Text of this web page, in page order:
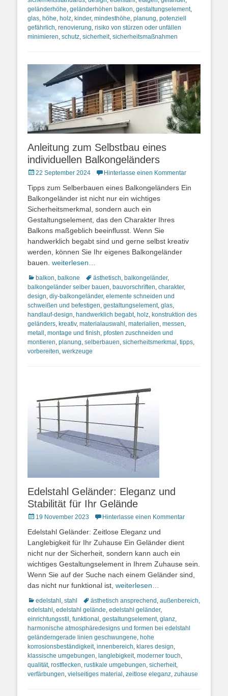
geländerhöhe geländerhöhen balkon gestaltungselement,
glas höhe holz kinder, mindesthöhe planung potenziell
gefährlich renovierung risiko von stürzen oder unfällen
minimieren schutz sicherheit, sicherheitsmaßnahmen
Anleitung zum Selbstbau eines
individuellen Balkongeländers
Posted
22 September 2024 Hinterlasse einen Kommentar
Tipps zum Selberbauen eines Balkongeländers Ein
Balkongeländer ist nicht nur ein wichtiges
Sicherheitsmerkmal, sondern auch ein
Gestaltungselement, das den Charakter Ihres
Balkons maßgeblich beeinflusst. Wenn Sie
handwerklich begabt sind und gerne selbst kreativ
werden, können Sie Ihr eigenes Balkongeländer
bauen. weiterlesen…
Kategorien
balkon, balkone Schlagworte
ästhetisch, balkongeländer,
balkongeländer selber bauen, bauvorschriften, charakter,
design, diy-balkongeländer, elemente schneiden und
schweißen und befestigen, gestaltungselement, glas,
handlauf-design, handwerklich begabt, holz, konstruktion des
geländers, kreativ, materialauswahl , materialien, messen,
metall , montage und finish, pfosten zuschneiden und
montieren, planung, selberbauen, sicherheitsmerkmal , tipps,
vorbereiten, werkzeuge
Edelstahl Geländer: Eleganz und
Stabilität für Ihr Gelände
Posted
19 November 2023 Hinterlasse einen Kommentar
Edelstahl Geländer: Zeitlose Eleganz und
Langlebigkeit für Ihr Zuhause Ein Geländer dient
nicht nur der Sicherheit, sondern kann auch ein
wichtiges Gestaltungselement in Ihrem Zuhause sein.
Wenn Sie auf der Suche nach einem Geländer sind,
das nicht nur funktional ist, weiterlesen…
Kategorien
edelstahl , stahl Schlagworte
ästhetisch ansprechend , außenbereich,
edelstahl , edelstahl gelände, edelstahl geländer,
einrichtungsstil , funktional , gestaltungselement, glanz,
harmonische atmosphäredesigns und formen bei edelstahl
geländerngerade linien geschwungene, hohe
korrosionsbeständigkeit, innenbereich, klares design,
klassische umgebungen, langlebigkeit, moderner touch,
qualität, rostflecken, rustikale umgebungen, sicherheit,
verfärbungen, vielseitiges material , zeitlose eleganz, zuhause